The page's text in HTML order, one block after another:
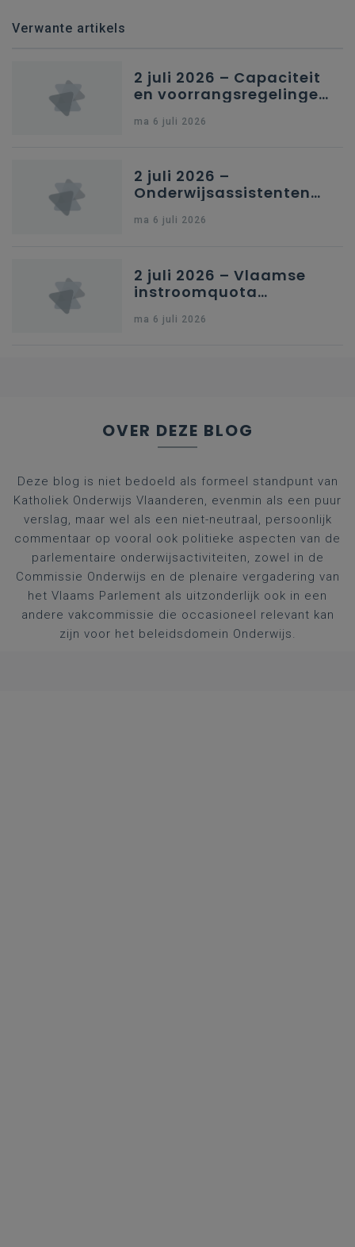
Verwante artikels
2 juli 2026 – Capaciteit
en voorrangsregelingen
secundair onderwijs in
ma 6 juli 2026
2 juli 2026 –
Onderwijsassistenten
kleuteronderwijs
ma 6 juli 2026
2 juli 2026 – Vlaamse
instroomquota
federale RIZIV-
ma 6 juli 2026
OVER DEZE BLOG
Deze blog is niet bedoeld als formeel standpunt van
Katholiek Onderwijs Vlaanderen, evenmin als een puur
verslag, maar wel als een niet-neutraal, persoonlijk
commentaar op vooral ook politieke aspecten van de
parlementaire onderwijsactiviteiten, zowel in de
Commissie Onderwijs en de plenaire vergadering van
het Vlaams Parlement als uitzonderlijk ook in een
andere vakcommissie die occasioneel relevant kan
zijn voor het beleidsdomein Onderwijs.